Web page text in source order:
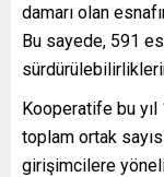
damarı olan
Bu sayede, 591
Kooperatife bu yıl
toplam ortak
girişimcilere